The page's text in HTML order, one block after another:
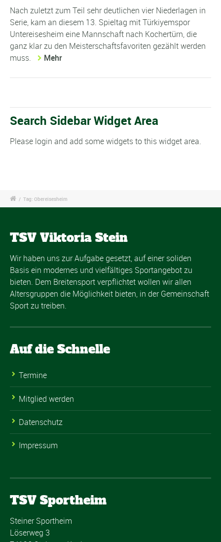
Nach zuletzt zum Teil sehr deutlichen vier Niederlagen in
Serie, kam an diesem 13. Spieltag mit Türkiyemspor
Untereisesheim eine Mannschaft nach Kochertürn, die
ganz klar zu den Meisterschaftsfavoriten gezählt werden
muss.
Mehr
Search Sidebar Widget Area
Please login and add some widgets to this widget area.
/ Tag: Obereisesheim
TSV Viktoria Stein
Wir haben uns zur Aufgabe gesetzt, auf einer soliden
Basis ein modernes und vielfältiges Sportangebot zu
bieten. Dem Breitensport verpflichtet wollen wir allen
Altersgruppen die Möglichkeit bieten, in der Gemeinschaft
Sport zu treiben.
Auf die Schnelle
Termine
Mitglied werden
Datenschutz
Impressum
TSV Sportheim
Steiner Sportheim
Löserweg 3